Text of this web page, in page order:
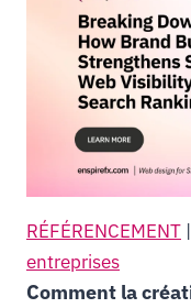
RÉFÉRENCEMENT |
entreprises
Comment la